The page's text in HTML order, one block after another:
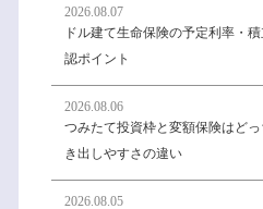
2026.08.07
ドル建て生命保険の予定利率・
認ポイント
2026.08.06
つみたて投資枠と変額保険はどっ
き出しやすさの違い
2026.08.05